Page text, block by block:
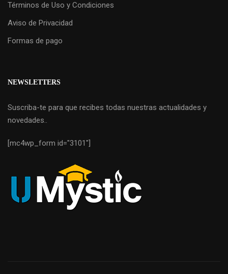
Términos de Uso y Condiciones
Aviso de Privacidad
Formas de pago
NEWSLETTERS
Suscriba-te para que recibes todas nuestras actualidades y
novedades..
[mc4wp_form id="3101"]